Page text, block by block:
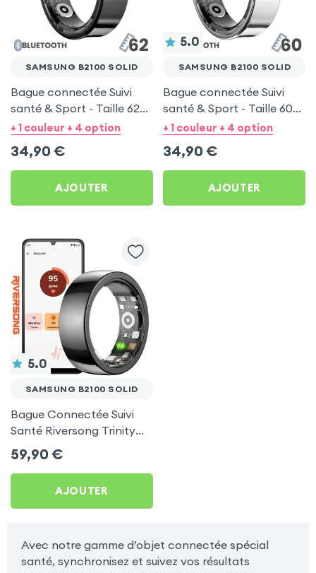
SAMSUNG B2100 SOLID
Bague connectée Suivi
santé & Sport - Taille 62
Noir
+ 1 couleur + 4 option
34,90 €
AJOUTER
5.0
SAMSUNG B2100 SOLID
Bague connectée Suivi
santé & Sport - Taille 60
Argent
+ 1 couleur + 4 option
34,90 €
AJOUTER
5.0
SAMSUNG B2100 SOLID
Bague Connectée Suivi
Santé Riversong Trinity
Noir - Anneau Connecté
Étanche IP68
59,90 €
AJOUTER
Avec notre gamme d’objet connectée spécial
santé, synchronisez et suivez vos résultats